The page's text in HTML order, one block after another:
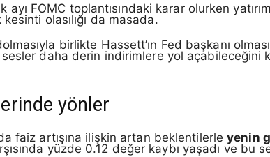
ayı FOMC toplantısındaki karar olurken
olasılığı da masada.
birlikte Hassett’ın Fed başkanı
sesler daha derin indirimlere yol açabileceğini
yönler
faiz artışına ilişkin artan beklentilerleyenin
yüzde 0.12 değer kaybı yaşadı ve bu